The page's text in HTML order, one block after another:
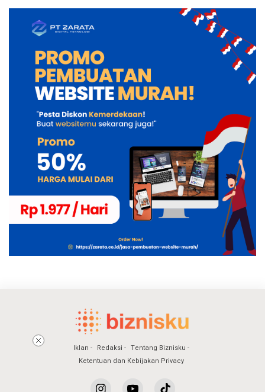
Iklan Redaksi
Tentang Biznisku
Ketentuan dan Kebijakan Privacy